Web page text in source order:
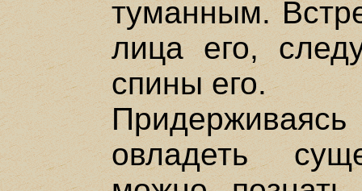
туманным.
лица его,
спины его.
овладеть